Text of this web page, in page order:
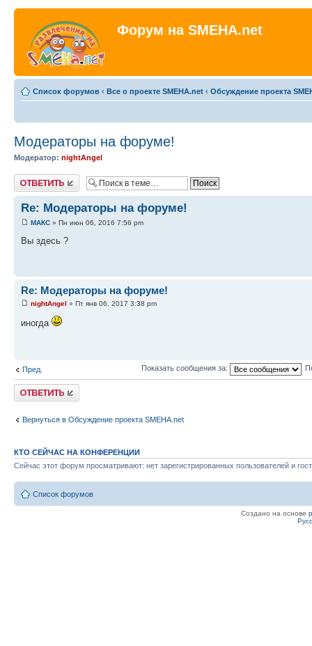
Форум на SMEHA.net
Список форумов ‹ Все о проекте SMEHA.net ‹ Обсуждение проекта
Модераторы на форуме!
Модератор: nightAngel
Ответить
Re: Модераторы на форуме!
МАКС » Пн июн 06, 2016 7:56 pm
Вы здесь ?
Re: Модераторы на форуме!
nightAngel » Пт янв 06, 2017 3:38 pm
иногда
Пред. Показать сообщения за:
Ответить
Вернуться в Обсуждение проекта SMEHA.net
КТО СЕЙЧАС НА КОНФЕРЕНЦИИ
Сейчас этот форум просматривают: нет зарегистрированных пользователей и
Список форумов
Создано на основе